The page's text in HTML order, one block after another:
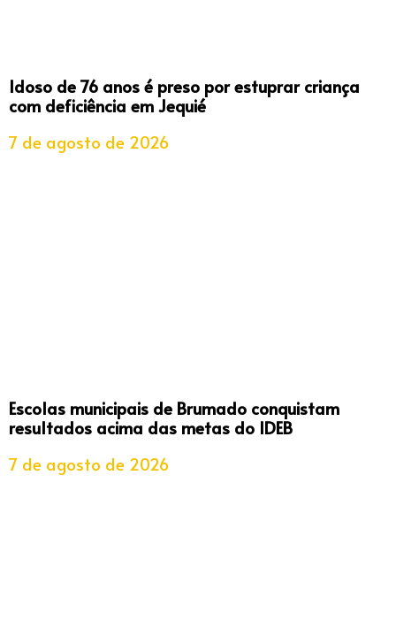
Idoso de 76 anos é preso por estuprar criança
com deficiência em Jequié
7 de agosto de 2026
Escolas municipais de Brumado conquistam
resultados acima das metas do IDEB
7 de agosto de 2026